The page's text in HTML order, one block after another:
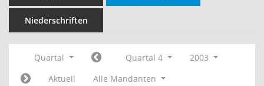
Niederschriften
Quartal Quartal 4
2003
Aktuell
Alle Mandanten